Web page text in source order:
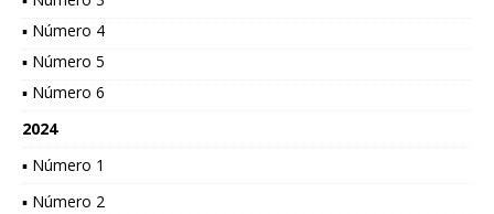
▪ Número 4
▪ Número 5
▪ Número 6
2024
▪ Número 1
▪ Número 2